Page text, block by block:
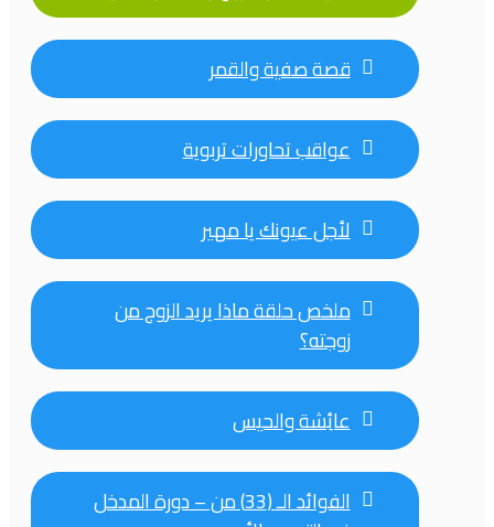
قصة صفية والقمر
عواقب تحاورات تربوية
لأجل عيونك يا مهير
ملخص حلقة ماذا يريد الزوج من
زوجته؟
عائِشة والحيس
الفوائد الـ (33) من – دورة المدخل